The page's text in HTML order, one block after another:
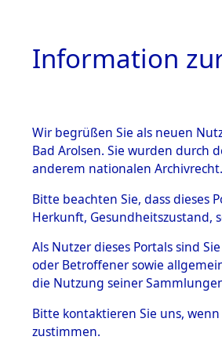
BESTÄNDE
Inhaftierungsdoku
mente
5. Verschiedenes
Todesmärsche
5.3.1 Alliierte
Information
Wir begrüßen Sie als neuen
Bad Arolsen. Sie wurden durch
anderem nationalen Archivrecht.
Bitte beachten Sie, dass dieses
Herkunft, Gesundheitszustand,
Als Nutzer dieses Portals sind
oder Betroffener sowie
die Nutzung seiner
Bitte kontaktieren Sie uns,
zustimmen.